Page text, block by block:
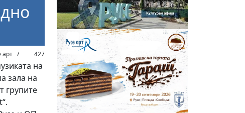
арт / 427
на
зала на
групите